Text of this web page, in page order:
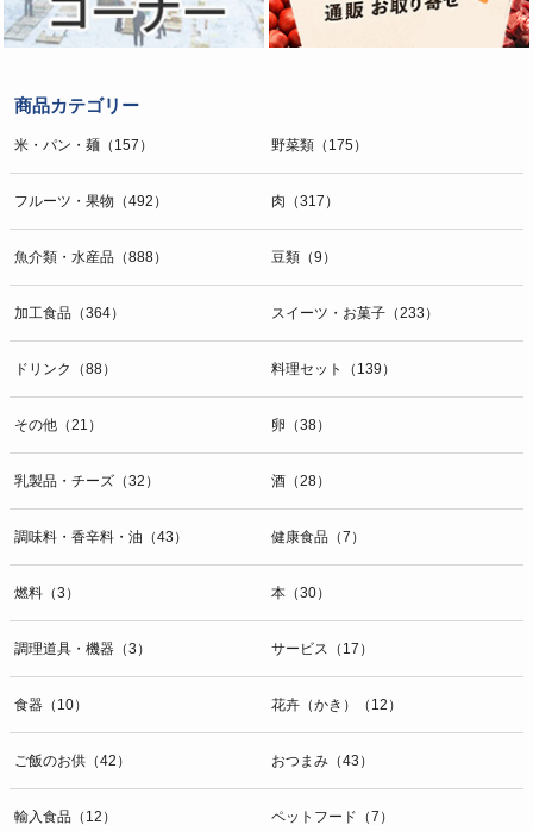
商品カテゴリー
米・パン・麺（157） 野菜類（175）
フルーツ・果物（492） 肉（317）
魚介類・水産品（888） 豆類（9）
加工食品（364） スイーツ・お菓子（233）
ドリンク（88） 料理セット（139）
その他（21） 卵（38）
乳製品・チーズ（32） 酒（28）
調味料・香辛料・油（43） 健康食品（7）
燃料（3） 本（30）
調理道具・機器（3） サービス（17）
食器（10） 花卉（かき）（12）
ご飯のお供（42） おつまみ（43）
輸入食品（12） ペットフード（7）